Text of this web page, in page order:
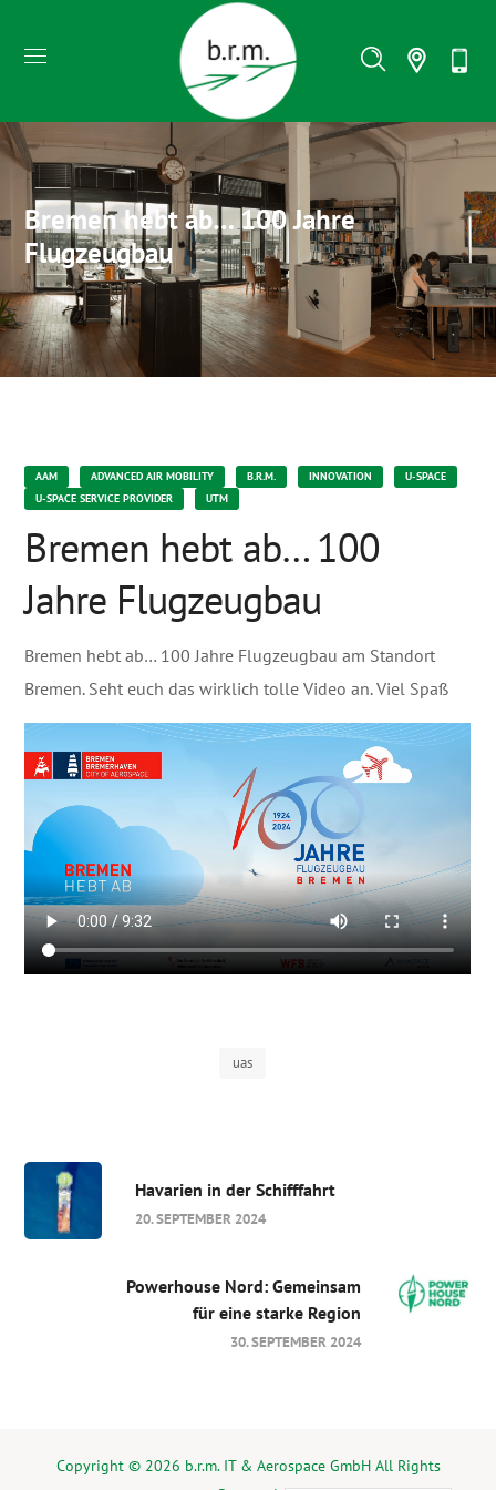
Bremen hebt ab… 100 Jahre
Flugzeugbau
AAM ADVANCED AIR MOBILITY B.R.M. INNOVATION
U-SPACE
U-SPACE SERVICE PROVIDER
UTM
Bremen hebt ab… 100
Jahre Flugzeugbau
Bremen hebt ab… 100 Jahre Flugzeugbau am Standort
Bremen. Seht euch das wirklich tolle Video an. Viel Spaß
uas
Havarien in der Schifffahrt
20. SEPTEMBER 2024
Powerhouse Nord: Gemeinsam
für eine starke Region
30. SEPTEMBER 2024
Copyright © 2026 b.r.m. IT & Aerospace GmbH All Rights